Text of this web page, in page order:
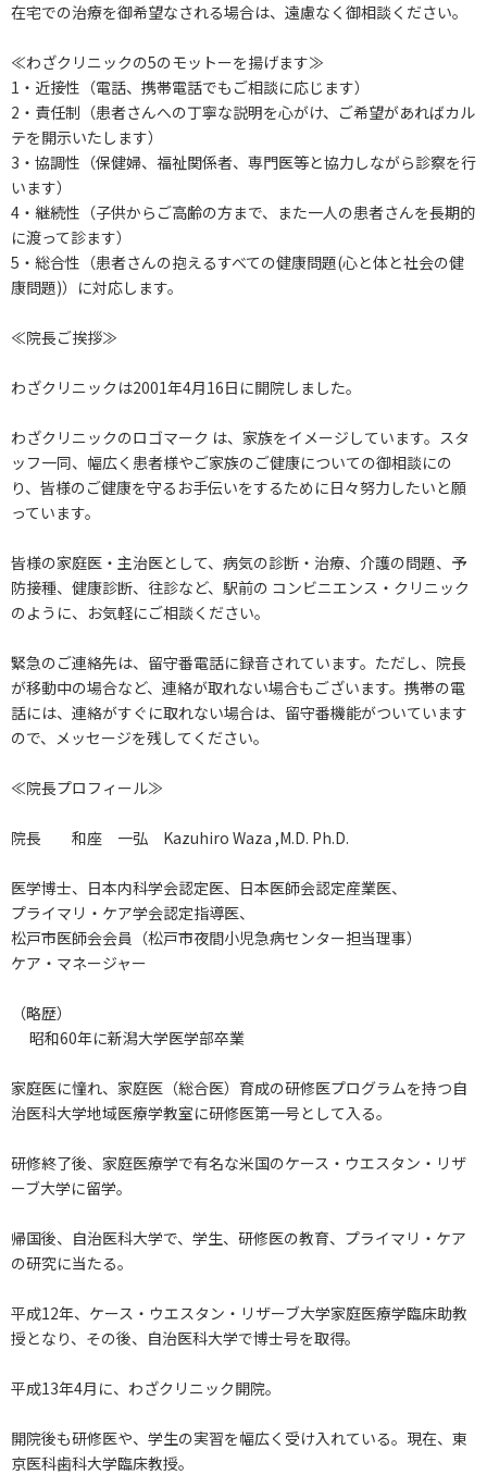
在宅での治療を御希望なされる場合は、遠慮なく御相談ください。
≪わざクリニックの5のモットーを揚げます≫
1・近接性（電話、携帯電話でもご相談に応じます）
2・責任制（患者さんへの丁寧な説明を心がけ、ご希望があればカル
テを開示いたします）
3・協調性（保健婦、福祉関係者、専門医等と協力しながら診察を行
います）
4・継続性（子供からご高齢の方まで、また一人の患者さんを長期的
に渡って診ます）
5・総合性（患者さんの抱えるすべての健康問題(心と体と社会の健
康問題)）に対応します。
≪院長ご挨拶≫
わざクリニックは2001年4月16日に開院しました。
わざクリニックのロゴマーク は、家族をイメージしています。スタ
ッフ一同、幅広く患者様やご家族のご健康についての御相談にの
り、皆様のご健康を守るお手伝いをするために日々努力したいと願
っています。
皆様の家庭医・主治医として、病気の診断・治療、介護の問題、予
防接種、健康診断、往診など、駅前の コンビニエンス・クリニック
のように、お気軽にご相談ください。
緊急のご連絡先は、留守番電話に録音されています。ただし、院長
が移動中の場合など、連絡が取れない場合もございます。携帯の電
話には、連絡がすぐに取れない場合は、留守番機能がついています
ので、メッセージを残してください。
≪院長プロフィール≫
院長 和座 一弘 Kazuhiro Waza ,M.D. Ph.D.
医学博士、日本内科学会認定医、日本医師会認定産業医、
プライマリ・ケア学会認定指導医、
松戸市医師会会員（松戸市夜間小児急病センター担当理事）
ケア・マネージャー
（略歴）
昭和60年に新潟大学医学部卒業
家庭医に憧れ、家庭医（総合医）育成の研修医プログラムを持つ自
治医科大学地域医療学教室に研修医第一号として入る。
研修終了後、家庭医療学で有名な米国のケース・ウエスタン・リザ
ーブ大学に留学。
帰国後、自治医科大学で、学生、研修医の教育、プライマリ・ケア
の研究に当たる。
平成12年、ケース・ウエスタン・リザーブ大学家庭医療学臨床助教
授となり、その後、自治医科大学で博士号を取得。
平成13年4月に、わざクリニック開院。
開院後も研修医や、学生の実習を幅広く受け入れている。現在、東
京医科歯科大学臨床教授。